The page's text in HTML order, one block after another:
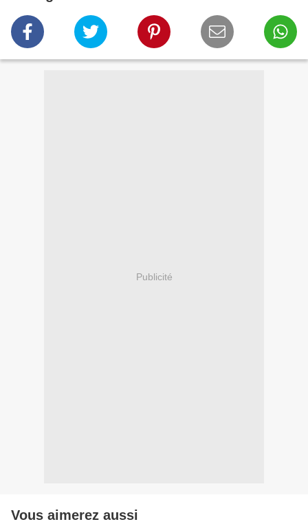
Publicité
Vous aimerez aussi